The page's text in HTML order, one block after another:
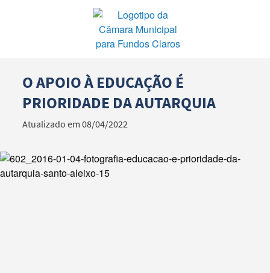
Termo de Pesquisa
Categorias gerais
O APOIO À EDUCAÇÃO É
PRIORIDADE DA AUTARQUIA
Atualizado em 08/04/2022